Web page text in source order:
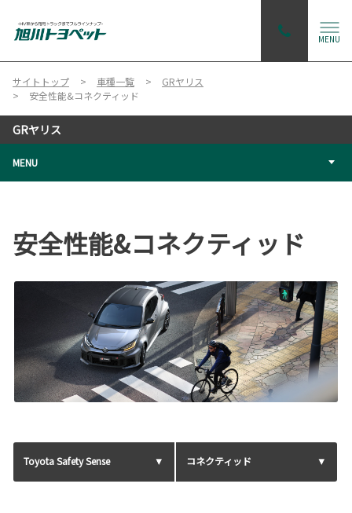
MENU
サイトトップ 車種一覧
GRヤリス
安全性能&コネクティッド
GRヤリス
MENU
安全性能&コネクティッド
Toyota Safety Sense コネクティッド